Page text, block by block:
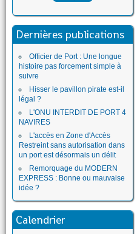
Dernières publications
Officier de Port : Une longue
histoire pas forcement simple à
suivre
Hisser le pavillon pirate est-il
légal ?
L'ONU INTERDIT DE PORT 4
NAVIRES
L'accès en Zone d'Accès
Restreint sans autorisation dans
un port est désormais un délit
Remorquage du MODERN
EXPRESS : Bonne ou mauvaise
idée ?
Calendrier